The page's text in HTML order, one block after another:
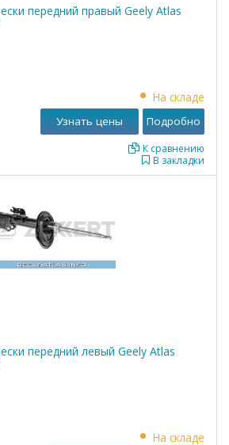
передний правый Geely Atlas
На складе
В закладки
К сравнению
Узнать цены Подробно
передний левый Geely Atlas
На складе